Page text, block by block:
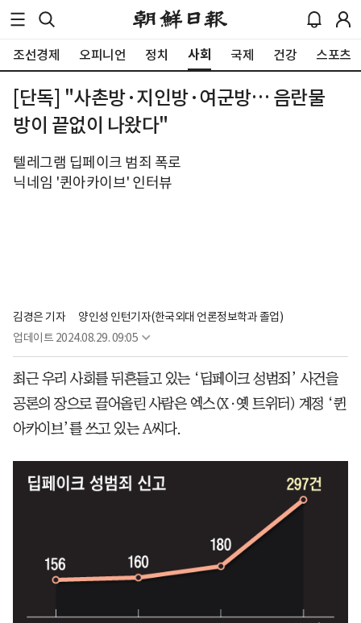
조선경제 오피니언 정치 사회 국제 건강 스포츠
[단독] "사촌방·지인방·여군방… 음란물
방이 끝없이 나왔다"
텔레그램 딥페이크 범죄 폭로
닉네임 '퀸아카이브' 인터뷰
김경은 기자
양인성 인턴기자(한국외대 언론정보학과 졸업)
업데이트 2024.08.29. 09:05
최근 우리 사회를 뒤흔들고 있는 ‘딥페이크 성범죄’ 사건을
공론의 장으로 끌어올린 사람은 엑스(X·옛 트위터) 계정 ‘퀸
아카이브’를 쓰고 있는 A씨다.